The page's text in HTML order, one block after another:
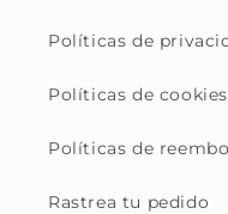
Políticas de
Políticas de cookies
Políticas de
Rastrea tu pedido